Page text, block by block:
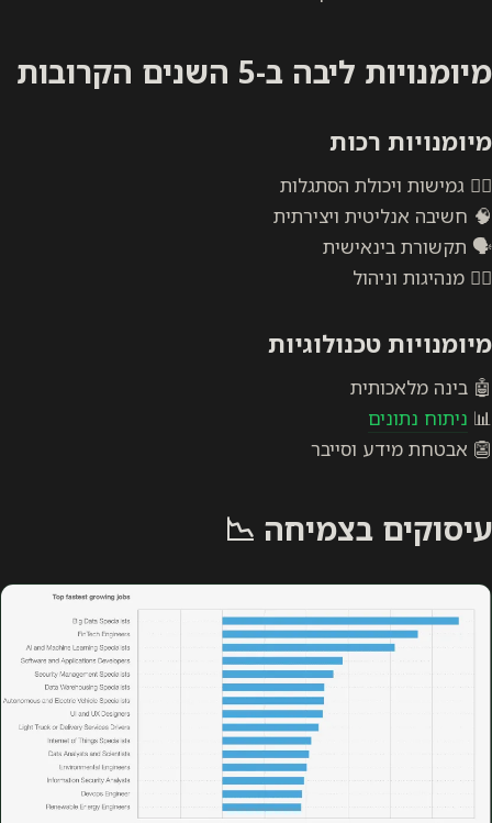
מיומנויות ליבה ב-5 השנים הקרובות
מיומנויות רכות
🧘‍♂️ גמישות ויכולת הסתגלות
🧠 חשיבה אנליטית ויצירתית
🗣️ תקשורת בינאישית
🧗‍♂️ מנהיגות וניהול
מיומנויות טכנולוגיות
🤖 בינה מלאכותית
📊 ניתוח נתונים
👺 אבטחת מידע וסייבר
עיסוקים בצמיחה 📉